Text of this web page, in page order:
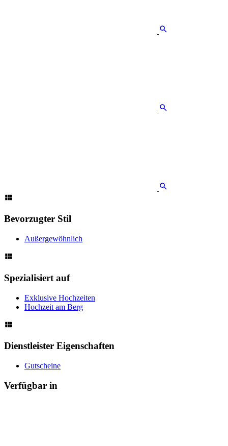
Bevorzugter Stil
Außergewöhnlich
Spezialisiert auf
Exklusive Hochzeiten
Hochzeit am Berg
Dienstleister Eigenschaften
Gutscheine
Verfügbar in